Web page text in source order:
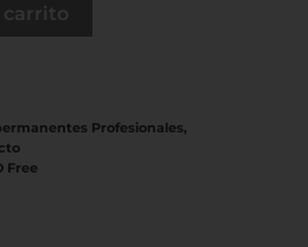
carrito
Profesionales,
Free